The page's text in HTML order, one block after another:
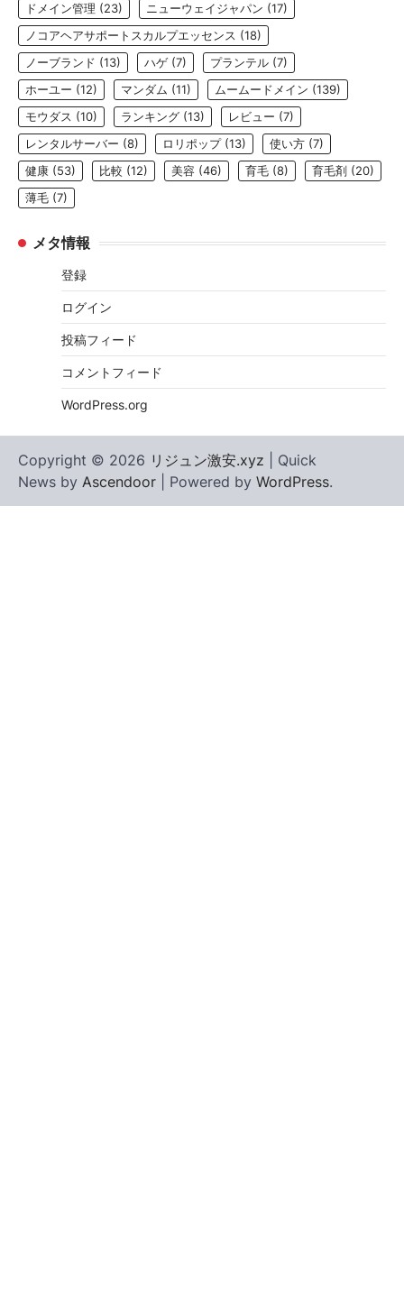
ドメイン管理 (23) ニューウェイジャパン (17)
ノコアヘアサポートスカルプエッセンス (18)
ノーブランド (13) ハゲ (7) プランテル (7)
ホーユー (12) マンダム (11) ムームードメイン (139)
モウダス (10) ランキング (13) レビュー (7)
レンタルサーバー (8) ロリポップ(13) 使い方 (7)
健康 (53) 比較 (12) 美容 (46) 育毛 (8) 育毛剤 (20)
薄毛 (7)
メタ情報
登録
ログイン
投稿フィード
コメントフィード
WordPress.org
Copyright © 2026 リジュン激安.xyz | Quick
News by Ascendoor | Powered by WordPress.